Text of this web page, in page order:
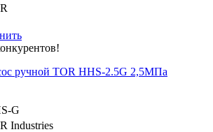
ручной TOR HHS-2.5G 2,5МПа
G
Industries